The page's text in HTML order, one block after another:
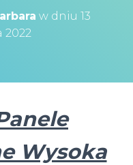
w dniu 13
2022
Wysoka